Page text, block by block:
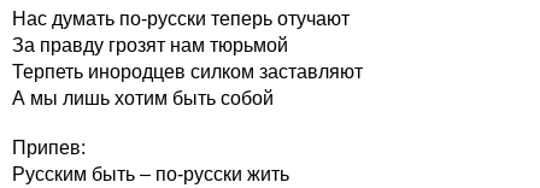
Нас думать по-русски теперь отучают
За правду грозят нам тюрьмой
Терпеть инородцев силком заставляют
А мы лишь хотим быть собой
Припев:
Русским быть – по-русски жить